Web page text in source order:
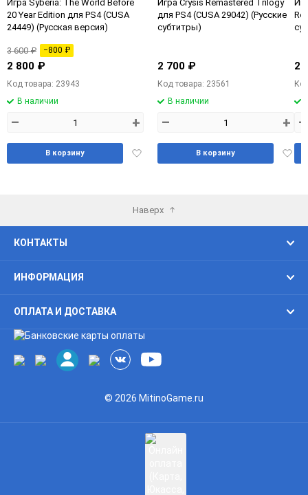
Игра Syberia: The World Before
20 Year Edition для PS4 (CUSA
24449) (Русская версия)
3 600 ₽ −800 ₽
2 800 ₽
Код товара: 23943
В наличии
– +
Добавить
В корзину
Игра Crysis Remastered Trilogy
для PS4 (CUSA 29042) (Русские
субтитры)
2 700 ₽
Код товара: 23561
В наличии
– +
В корзину
2
–
Наверх
КОНТАКТЫ
ИНФОРМАЦИЯ
ОПЛАТА И ДОСТАВКА
© 2026 MitinoGame.ru